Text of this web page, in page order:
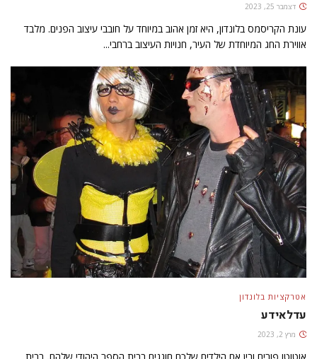
דצמבר 25, 2023
עונת הקריסמס בלונדון, היא זמן אהוב במיוחד על חובבי עיצוב הפנים. מלבד
אווירת החג המיוחדת של העיר, חנויות העיצוב ברחבי...
אטרקציות בלונדון
עדלאידע
מרץ 2, 2023
אוטוטו פורים ובין אם הילדים שלכם חוגגים בבית הספר היהודי שלהם, בבית